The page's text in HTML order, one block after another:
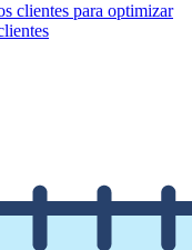
clientes para optimizar